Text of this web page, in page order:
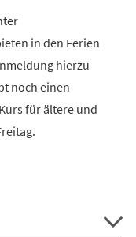
in den Ferien
hierzu
noch einen
für ältere und